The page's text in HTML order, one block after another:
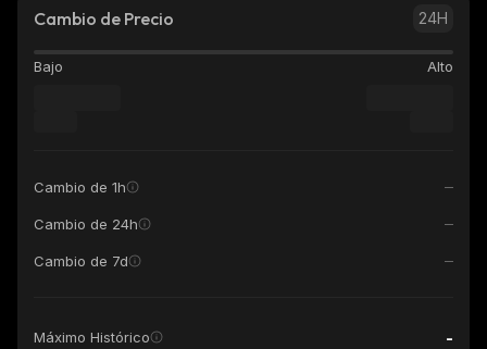
Cambio de Precio 24H
Bajo Alto
Cambio de 1h
Cambio de 24h
Cambio de 7d
Máximo Histórico -